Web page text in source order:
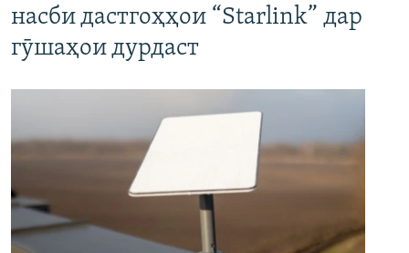
насби дастгоҳҳои “Starlink” дар
гӯшаҳои дурдаст